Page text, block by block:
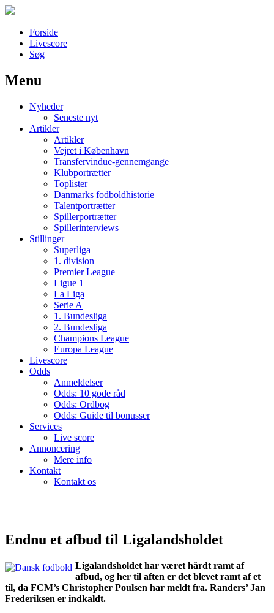
Forside
Livescore
Søg
Наши партнеры
лучшие займы
Menu
Nyheder
Seneste nyt
Artikler
Artikler
Vejret i København
Transfervindue-gennemgange
Klubportrætter
Toplister
Danmarks fodboldhistorie
Talentportrætter
Spillerportrætter
Spillerinterviews
Stillinger
Superliga
1. division
Premier League
Ligue 1
La Liga
Serie A
1. Bundesliga
2. Bundesliga
Champions League
Europa League
Livescore
Odds
Anmeldelser
Odds: 10 gode råd
Odds: Ordbog
Odds: Guide til bonusser
Services
Live score
Annoncering
Mere info
Kontakt
Kontakt os
Endnu et afbud til Ligalandsholdet
Ligalandsholdet har været hårdt ramt af
afbud, og her til aften er det blevet ramt af et
til, da FCM’s Christopher Poulsen har meldt fra. Randers’ Jan
Frederiksen er indkaldt.